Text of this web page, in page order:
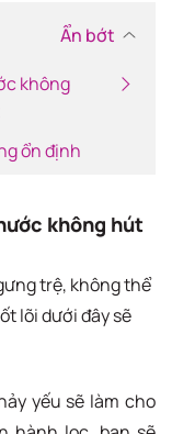
Ẩn bớt
không
ổn định
không hút
trệ, không thể
lõi dưới đây sẽ
yếu sẽ làm cho